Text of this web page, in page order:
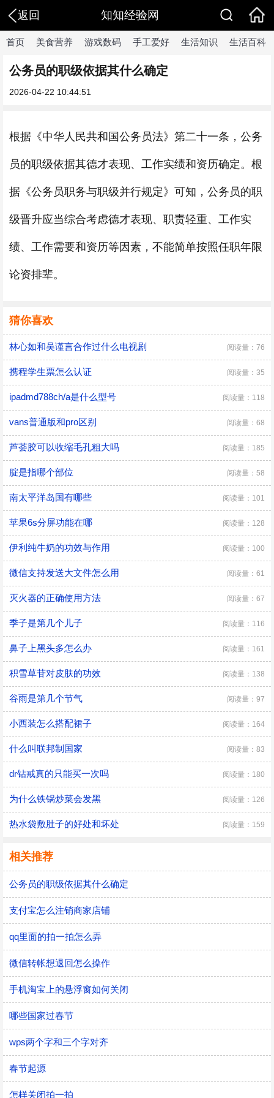
返回 知知经验网
首页 美食营养 游戏数码 手工爱好 生活知识 生活百科
公务员的职级依据其什么确定
2026-04-22 10:44:51
根据《中华人民共和国公务员法》第二十一条，公务
员的职级依据其德才表现、工作实绩和资历确定。根
据《公务员职务与职级并行规定》可知，公务员的职
级晋升应当综合考虑德才表现、职责轻重、工作实
绩、工作需要和资历等因素，不能简单按照任职年限
论资排辈。
猜你喜欢
林心如和吴谨言合作过什么电视剧 阅读量：76
携程学生票怎么认证 阅读量：35
ipadmd788ch/a是什么型号 阅读量：118
vans普通版和pro区别 阅读量：68
芦荟胶可以收缩毛孔粗大吗 阅读量：185
腚是指哪个部位 阅读量：58
南太平洋岛国有哪些 阅读量：101
苹果6s分屏功能在哪 阅读量：128
伊利纯牛奶的功效与作用 阅读量：100
微信支持发送大文件怎么用 阅读量：61
灭火器的正确使用方法 阅读量：67
季子是第几个儿子 阅读量：116
鼻子上黑头多怎么办 阅读量：161
积雪草苷对皮肤的功效 阅读量：138
谷雨是第几个节气 阅读量：97
小西装怎么搭配裙子 阅读量：164
什么叫联邦制国家 阅读量：83
dr钻戒真的只能买一次吗 阅读量：180
为什么铁锅炒菜会发黑 阅读量：126
热水袋敷肚子的好处和坏处 阅读量：159
相关推荐
公务员的职级依据其什么确定
支付宝怎么注销商家店铺
qq里面的拍一拍怎么弄
微信转帐想退回怎么操作
手机淘宝上的悬浮窗如何关闭
哪些国家过春节
wps两个字和三个字对齐
春节起源
怎样关闭拍一拍